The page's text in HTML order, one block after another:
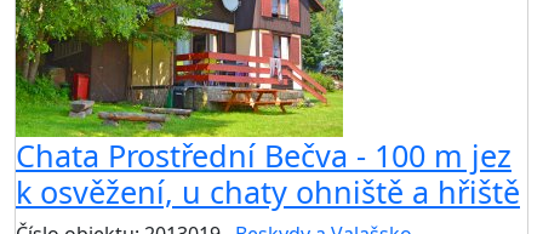
Chata Prostřední Bečva - 100 m jez
k osvěžení, u chaty ohniště a hřiště